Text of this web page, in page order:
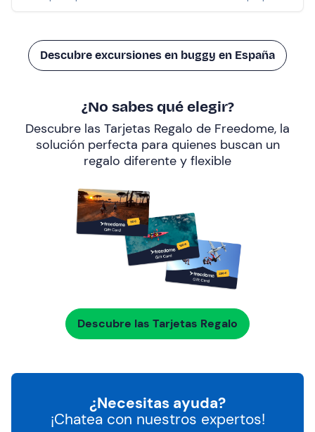
Descubre excursiones en buggy en España
¿No sabes qué elegir?
Descubre las Tarjetas Regalo de Freedome, la
solución perfecta para quienes buscan un
regalo diferente y flexible
Descubre las Tarjetas Regalo
¿Necesitas ayuda?
¡Chatea con nuestros expertos!